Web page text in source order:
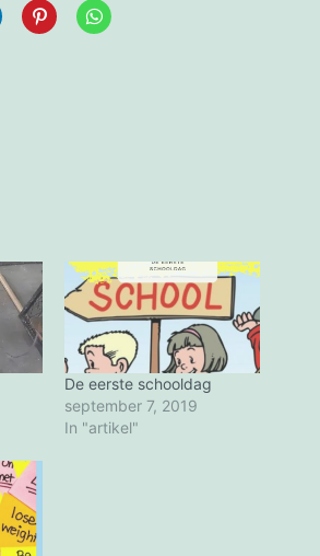
De eerste schooldag
september 7, 2019
In "artikel"